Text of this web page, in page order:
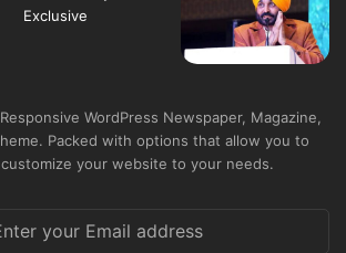
WordPress Newspaper, Magazine,
Packed with options that allow you to
your website to your needs.